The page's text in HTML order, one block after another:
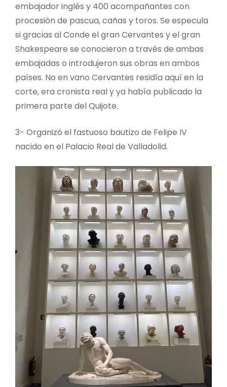
embajador inglés y 400 acompañantes con
procesión de pascua, cañas y toros. Se especula
si gracias al Conde el gran Cervantes y el gran
Shakespeare se conocieron a través de ambas
embajadas o introdujeron sus obras en ambos
países. No en vano Cervantes residía aquí en la
corte, era cronista real y ya había publicado la
primera parte del Quijote.
3- Organizó el fastuoso bautizo de Felipe IV
nacido en el Palacio Real de Valladolid.